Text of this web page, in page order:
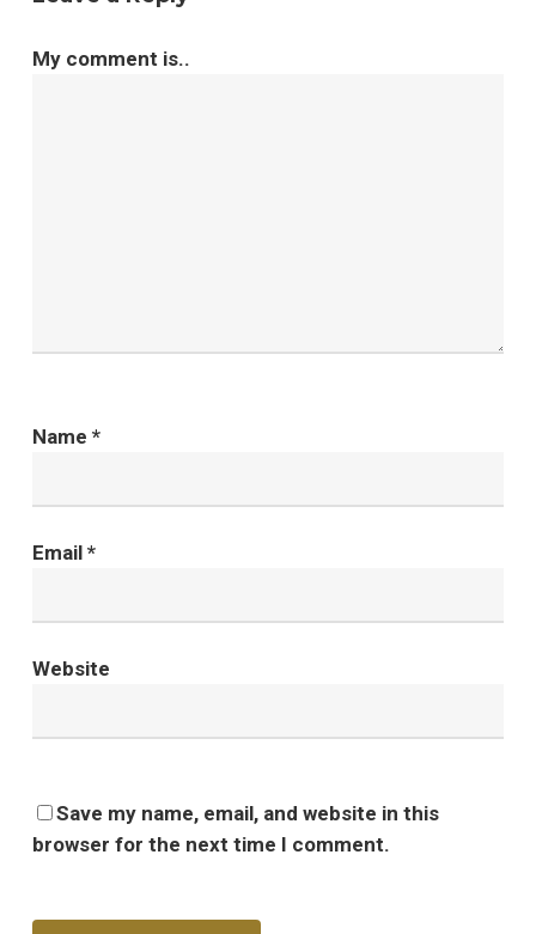
My comment is..
Name *
Email *
Website
Save my name, email, and website in this
browser for the next time I comment.